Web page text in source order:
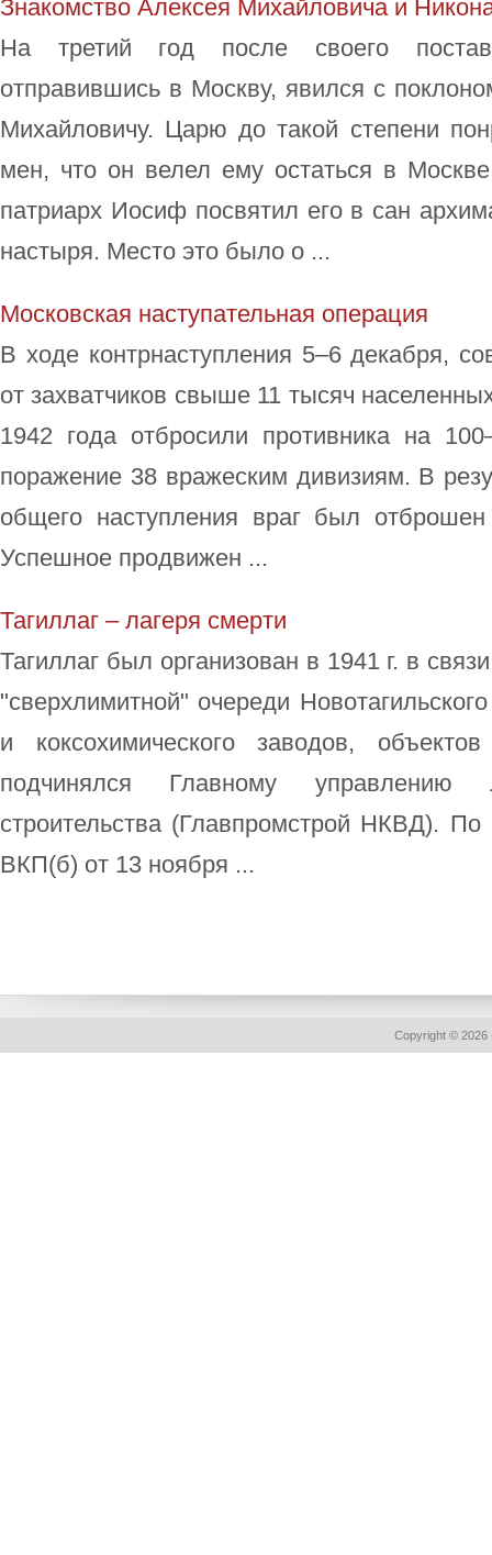
Знакомство Алексея Михайловича и
На третий год после своего
отправившись в Москву, явился с
Михайловичу. Царю до такой степени
мен, что он велел ему остаться в
патриарх Иосиф по­святил его в сан
настыря. Место это было о ...
Московская наступательная операция
В ходе контрнаступления 5–6 декабря,
от захватчиков свыше 11 тысяч
1942 года отбросили противника на
поражение 38 вражеским дивизиям. В
общего наступления враг был
Успешное продвижен ...
Тагиллаг – лагеря смерти
Тагиллаг был организован в 1941 г. в
"сверхлимитной" очереди
и коксохимического заводов,
подчинялся Главному управлению
строительства (Главпромстрой НКВД).
ВКП(б) от 13 ноября ...
Copyright © 2026